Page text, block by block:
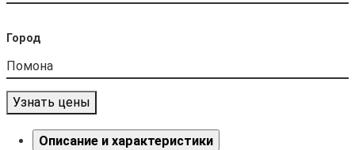
Город
Узнать цены
Описание и характеристики